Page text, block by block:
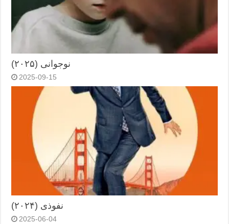
نوجوانی (۲۰۲۵)
2025-09-15
نفوذی (۲۰۲۴)
2025-06-04